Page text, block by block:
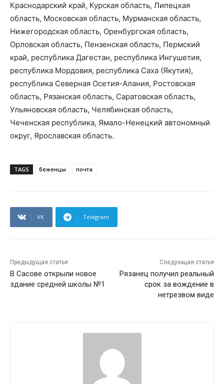
Краснодарский край, Курская область, Липецкая
область, Московская область, Мурманская область,
Нижегородская область, Оренбургская область,
Орловская область, Пензенская область, Пермский
край, республика Дагестан, республика Ингушетия,
республика Мордовия, республика Саха (Якутия),
республика Северная Осетия-Алания, Ростовская
область, Рязанская область, Саратовская область,
Ульяновская область, Челябинская область,
Чеченская республика, Ямало-Ненецкий автономный
округ, Ярославская область.
TAGS беженцы почта
VK Telegram
Предыдущая статья
В Сасове открыли новое
здание средней школы №1
Следующая статья
Рязанец получил реальный
срок за вождение в
нетрезвом виде